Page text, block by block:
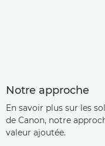
Notre approche
En savoir plus sur les
de Canon, notre
valeur ajoutée.